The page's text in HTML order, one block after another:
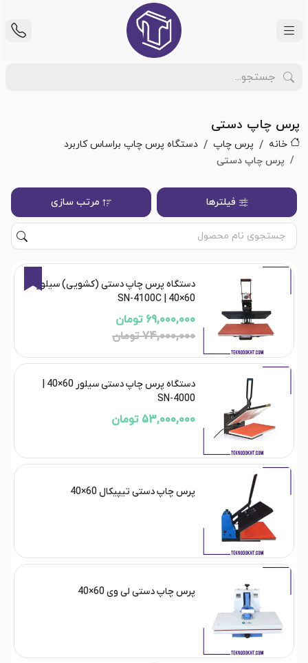
پرس چاپ دستی
خانه پرس چاپ
دستگاه پرس چاپ براساس کاربرد
پرس چاپ دستی
فیلترها مرتب سازی
7%
دستگاه پرس چاپ دستی (کشویی) سیلور
60×40 | SN-4100C
69,000,000 تومان
74,000,000 تومان
SN-4000
53,000,000 تومان
پرس چاپ دستی تیپیکال 60×40
پرس چاپ دستی لی وی 60×40